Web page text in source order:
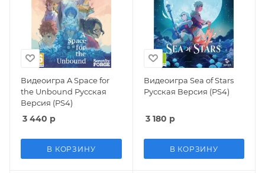
Видеоигра A Space for
the Unbound Русская
Версия (PS4)
3 440 р
В КОРЗИНУ
Видеоигра Sea of Stars
Русская Версия (PS4)
3 180 р
В КОРЗИНУ